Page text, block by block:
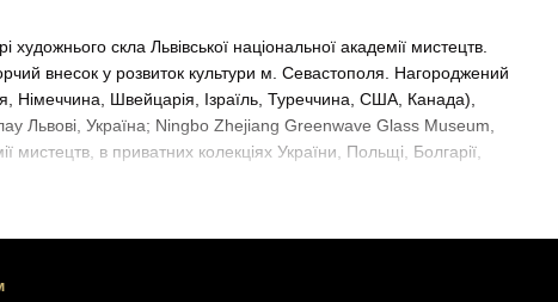
скла Львівської національної академії мистецтв.
внесок у розвиток культури м. Севастополя. Нагороджений
Німеччина, Швейцарія, Ізраїль, Туреччина, США, Канада),
Львові, Україна; Ningbo Zhejiang Greenwave Glass Museum,
в приватних колекціях України, Польщі, Болгарії,